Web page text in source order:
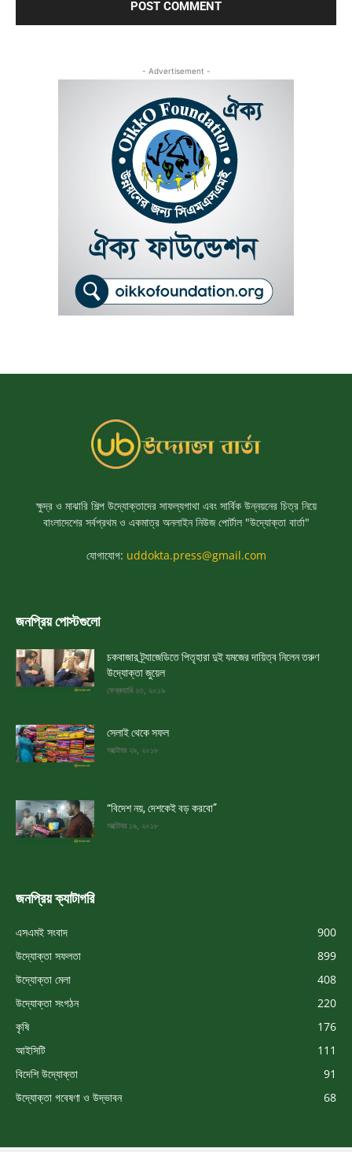
- Advertisement -
ক্ষুদ্র ও মাঝারি শিল্প উদ্যোক্তাদের সাফল্যগাথা এবং সার্বিক উন্নয়নের চিত্র নিয়ে
বাংলাদেশের সর্বপ্রথম ও একমাত্র অনলাইন নিউজ পোর্টাল "উদ্যোক্তা বার্তা"
যোগাযোগ: uddokta.press@gmail.com
জনপ্রিয় পোস্টগুলো
চকবাজার ট্র্যাজেডিতে পিতৃহারা দুই যমজের দায়িত্ব নিলেন তরুণ
উদ্যোক্তা জুয়েল
ফেব্রুয়ারি ২৩, ২০১৯
সেলাই থেকে সফল
অক্টোবর ২৯, ২০১৮
“বিদেশ নয়, দেশকেই বড় করবো”
অক্টোবর ১৯, ২০১৮
জনপ্রিয় ক্যাটাগরি
এসএমই সংবাদ
900
উদ্যোক্তা সফলতা
899
উদ্যোক্তা মেলা
408
উদ্যোক্তা সংগঠন
220
কৃষি
176
আইসিটি
111
বিদেশি উদ্যোক্তা
91
উদ্যোক্তা গবেষণা ও উদ্ভাবন
68